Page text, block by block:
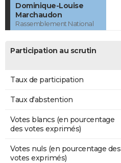
Dominique-Louise
Marchaudon
Rassemblement National
Participation au scrutin
Taux de participation
Taux d'abstention
Votes blancs (en pourcentage
des votes exprimés)
Votes nuls (en pourcentage des
votes exprimés)